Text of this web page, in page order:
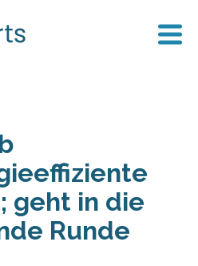
geht in die
Runde